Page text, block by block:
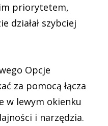
priorytetem,
działał szybciej
Opcje
za pomocą łącza
w lewym okienku
i narzędzia.